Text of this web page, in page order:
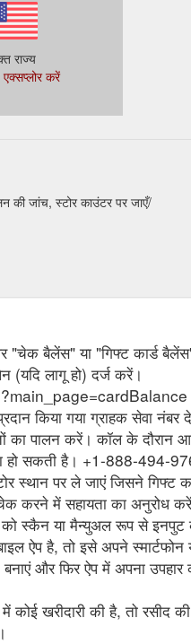
राज्य
एक्सप्लोर करें
जांच, स्टोर काउंटर पर जाएँ/
"चेक बैलेंस" या "गिफ्ट कार्ड
(यदि लागू हो) दर्ज करें।
किया गया ग्राहक सेवा
पालन करें। कॉल के दौरान
हो सकती है। +1-888-494-
स्थान पर ले जाएं जिसने गिफ्ट
करने में सहायता का अनुरोध
को स्कैन या मैन्युअल रूप से
ऐप है, तो इसे अपने
और फिर ऐप में अपना उपहार
कोई खरीदारी की है, तो रसीद